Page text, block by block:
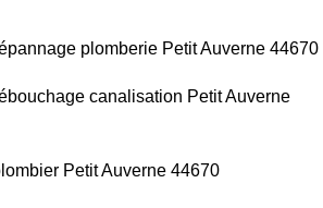
plomberie Petit Auverne 44670
canalisation Petit Auverne
Petit Auverne 44670